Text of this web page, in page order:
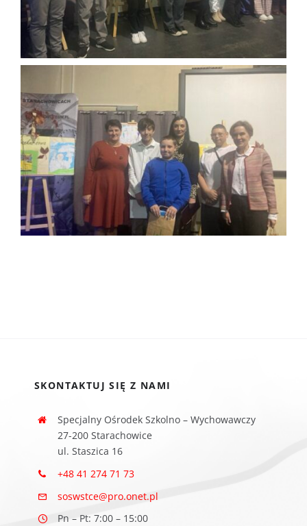
SKONTAKTUJ SIĘ Z NAMI
Specjalny Ośrodek Szkolno – Wychowawczy
27-200 Starachowice
ul. Staszica 16
+48 41 274 71 73
soswstce@pro.onet.pl
Pn – Pt: 7:00 – 15:00